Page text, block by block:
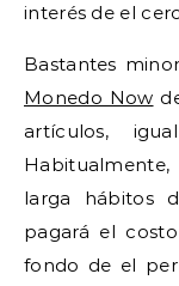
interés de el
Bastantes
Monedo Now
artículos,
larga hábitos
pagará el
fondo de el